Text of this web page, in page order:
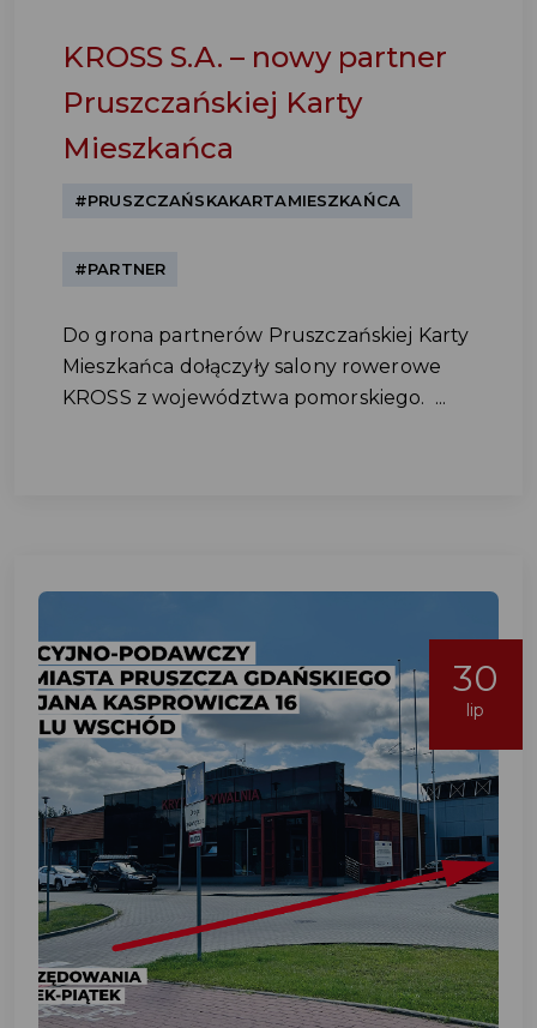
KROSS S.A. – nowy partner
Pruszczańskiej Karty
Mieszkańca
#PRUSZCZAŃSKAKARTAMIESZKAŃCA
#PARTNER
Do grona partnerów Pruszczańskiej Karty
Mieszkańca dołączyły salony rowerowe
KROSS z województwa pomorskiego. ...
30
lip